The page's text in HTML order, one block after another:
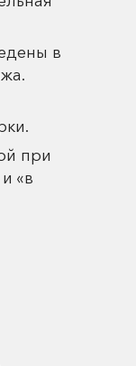
в
при
«в